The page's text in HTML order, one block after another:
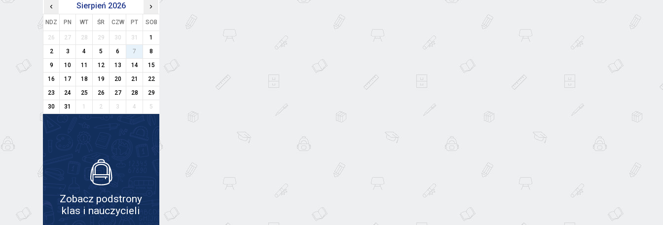
‹ Sierpień 2026 ›
NDZ PN WT ŚR CZW PT SOB
26 27 28 29 30 31
1
2
3 4 5 6 7
8
9
10 11 12 13 14
15
16
17 18 19 20 21
22
23
24 25 26 27 28
29
30
31 1 2 3 4 5
Zobacz podstrony
klas i nauczycieli